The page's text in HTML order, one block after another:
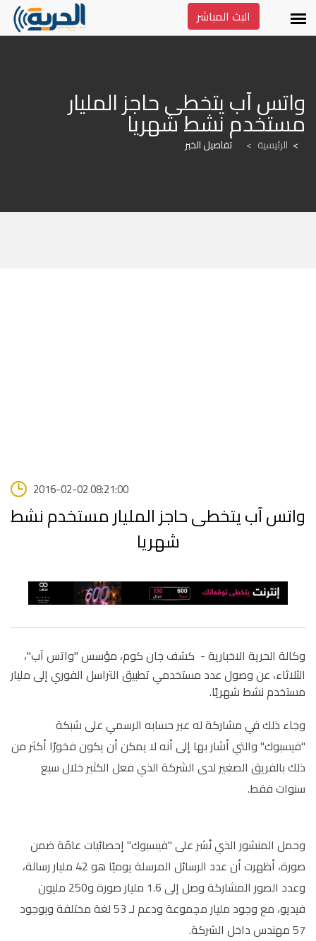
البث المباشر
واتس آب يتخطى حاجز المليار
مستخدم نشط شهريا
الرئيسية > تفاصيل الخبر
2016-02-02 08:21:00
واتس آب يتخطى حاجز المليار مستخدم نشط
شهريا
وكالة الحرية الاخبارية - كشف جان كوم، مؤسس "واتس آب"،
الثلاثاء، عن وصول عدد مستخدمي تطبيق التراسل الفوري إلى مليار
مستخدم نشط شهريًا.
وجاء ذلك في مشاركة له عبر حسابه الرسمي على شبكة
"فيسبوك" والتي أشار بها إلى أنه لا يمكن أن يكون فخورًا أكثر من
ذلك بالفريق الصغير لدى الشركة الذي فعل الكثير خلال سبع
سنوات فقط.
وحمل المنشور الذي نُشر على "فيسبوك" إحصائيات عامّة ضمن
صورة، أظهرت أن عدد الرسائل المرسلة يوميًا هو 42 مليار رسالة،
وعدد الصور المشاركة وصل إلى 1.6 مليار صورة و250 مليون
فيديو، مع وجود مليار مجموعة ودعم لـ 53 لغة مختلفة وبوجود
57 مهندس داخل الشركة.